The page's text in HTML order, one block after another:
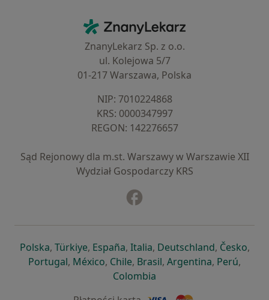
ZnanyLekarz - Strona główna
ZnanyLekarz Sp. z o.o.
ul. Kolejowa 5/7
01-217 Warszawa, Polska
NIP: ⁠7010224868
KRS: ⁠0000347997
REGON: ⁠142276657
Sąd Rejonowy dla m.st. Warszawy w Warszawie XII
Wydział Gospodarczy KRS
Polskaotwiera się w nowej karcie
, Türkiyeotwiera się w nowej karcie
, Españaotwiera się w nowej karcie
, Italiaotwiera się w nowej
, Deutschlandotwiera się
, Česko,
Portugalotwiera się w nowej karcie
, Méxicootwiera się w nowej karcie
, Chileotwiera się w nowej karcie
, Brasilotwiera się w nowej
, Argentinaotwiera się
, Perú,
Colombia